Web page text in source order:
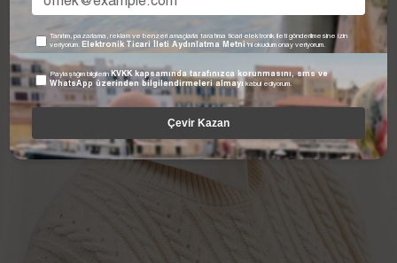
Tanıtım, pazarlama, reklam ve benzeri amaçlarla tarafıma ticari elektronik ileti gönderilmesine izin
veriyorum. Elektronik Ticari İleti Aydınlatma Metni 'ni okudum onay veriyorum.
Paylaştığım bilgilerin KVKK kapsamında tarafınızca korunmasını, sms ve
WhatsApp üzerinden bilgilendirmeleri almayı
kabul ediyorum.
Çevir Kazan